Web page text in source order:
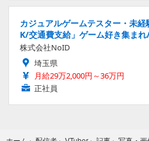
カジュアルゲームテスター・未
K/交通費支給」ゲーム好き集ま
株式会社NoID
埼玉県
月給29万2,000円～36万円
正社員